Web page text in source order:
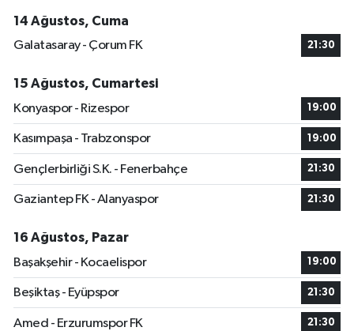
14 Ağustos, Cuma
Galatasaray - Çorum FK
21:30
15 Ağustos, Cumartesi
Konyaspor - Rizespor
19:00
Kasımpaşa - Trabzonspor 19:00
Gençlerbirliği S.K. - Fenerbahçe 21:30
Gaziantep FK - Alanyaspor 21:30
16 Ağustos, Pazar
Başakşehir - Kocaelispor
19:00
Beşiktaş - Eyüpspor 21:30
Amed - Erzurumspor FK 21:30